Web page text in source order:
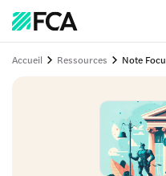
Accueil Ressources